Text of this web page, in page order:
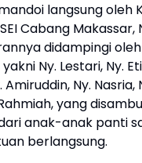
langsung oleh
Cabang Makassar,
didampingi
Ny. Lestari, Ny.
Ny. Nasria,
yang
anak-anak panti
berlangsung.